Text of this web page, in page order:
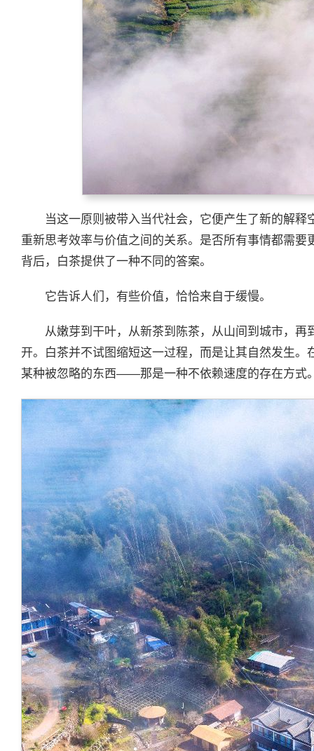
当这一原则被带入当代社会，它便产生了新的解
重新思考效率与价值之间的关系。是否所有事情都需
背后，白茶提供了一种不同的答案。
它告诉人们，有些价值，恰恰来自于缓慢。
从嫩芽到干叶，从新茶到陈茶，从山间到城市，
开。白茶并不试图缩短这一过程，而是让其自然发生
某种被忽略的东西——那是一种不依赖速度的存在方式